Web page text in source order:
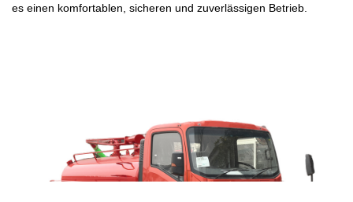
es einen komfortablen, sicheren und zuverlässigen Betrieb.